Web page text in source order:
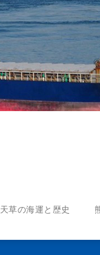
天草の海運と歴史